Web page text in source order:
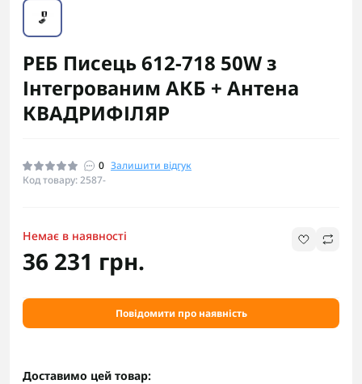
РЕБ Писець 612-718 50W з
Інтегрованим АКБ + Антена
КВАДРИФІЛЯР
0 Залишити відгук
Код товару: 2587-
Немає в наявності
36 231 грн.
Повідомити про наявність
Доставимо цей товар: